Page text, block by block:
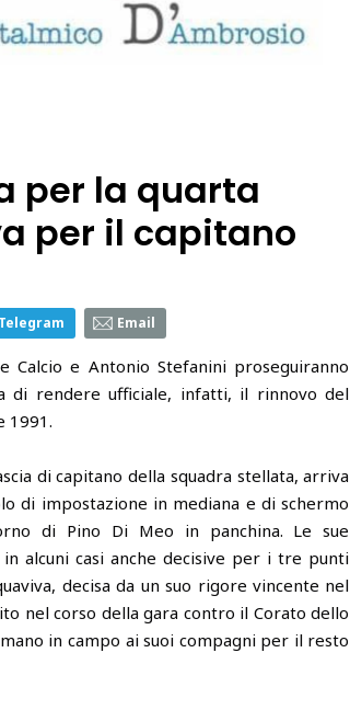
per la quarta
per il capitano
Telegram Email
Calcio e Antonio Stefanini proseguiranno
di rendere ufficiale, infatti, il rinnovo del
1991.
di capitano della squadra stellata, arriva
di impostazione in mediana e di schermo
di Pino Di Meo in panchina. Le sue
alcuni casi anche decisive per i tre punti
decisa da un suo rigore vincente nel
nel corso della gara contro il Corato dello
in campo ai suoi compagni per il resto